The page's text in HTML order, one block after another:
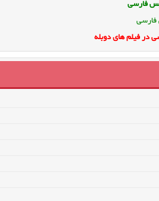
فارسی
فارسی
در فیلم های دوبله